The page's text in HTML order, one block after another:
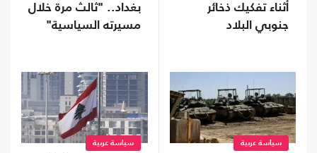
أثناء تفكيك ذخائر
جنوبي البلاد
بغداد.. "ثالث مرة خلال
مسيرته السياسية"
سياسة عربية سياسة عربية